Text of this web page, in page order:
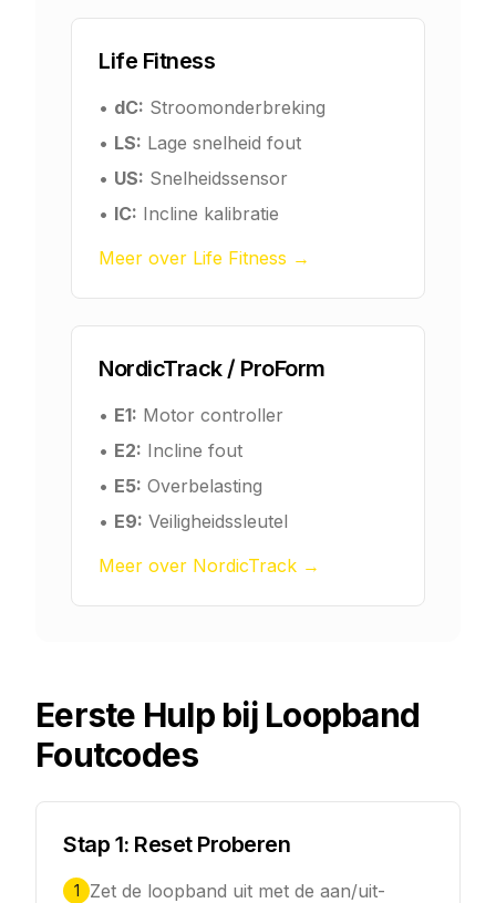
Life Fitness
• dC: Stroomonderbreking
• LS: Lage snelheid fout
• US: Snelheidssensor
• IC: Incline kalibratie
Meer over Life Fitness →
NordicTrack / ProForm
• E1: Motor controller
• E2: Incline fout
• E5: Overbelasting
• E9: Veiligheidssleutel
Meer over NordicTrack →
Eerste Hulp bij Loopband
Foutcodes
Stap 1: Reset Proberen
1
Zet de loopband uit met de aan/uit-